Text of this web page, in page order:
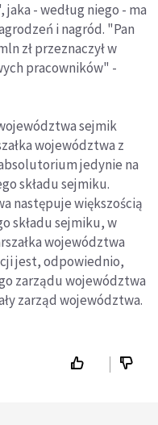
- według niego - ma
i nagród. "Pan
zł przeznaczył w
pracowników" -
sejmik
województwa z
jedynie na
składu sejmiku.
następuje większością
składu sejmiku, w
województwa
jest, odpowiednio,
zarządu województwa
zarząd województwa.